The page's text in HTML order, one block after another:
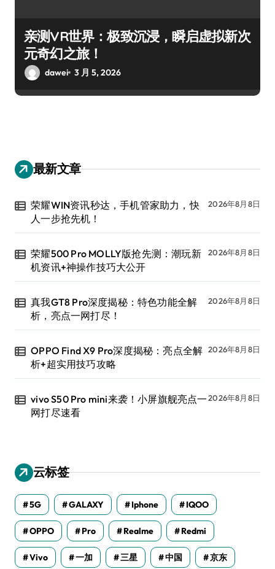
亲测VR世界：极致沉浸，瞬启虚拟新次
元奇幻之旅！
dawei 3 月 5, 2026
最新文章
荣耀WIN资讯秒达，手机管家助力，快
人一步抢先机！
2026年8月8日
荣耀500 Pro MOLLY版抢先测：潮玩新
机资讯+神操作技巧大公开
2026年8月8日
真我GT8 Pro深度揭秘：特色功能全解
析，亮点一网打尽！
2026年8月8日
OPPO Find X9 Pro深度揭秘：亮点全解
析+超实用技巧攻略
2026年8月8日
vivo S50 Pro mini来袭！小屏旗舰亮点一
网打尽速看
2026年8月8日
云标签
5G GALAXY Iphone IQOO
OPPO Pro Realme Redmi
Vivo 一加 三星 中国 京东